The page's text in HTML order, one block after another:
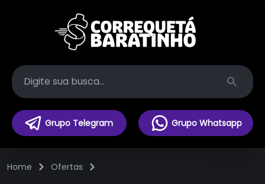
Search
Grupo Telegram Grupo Whatsapp
Home Ofertas